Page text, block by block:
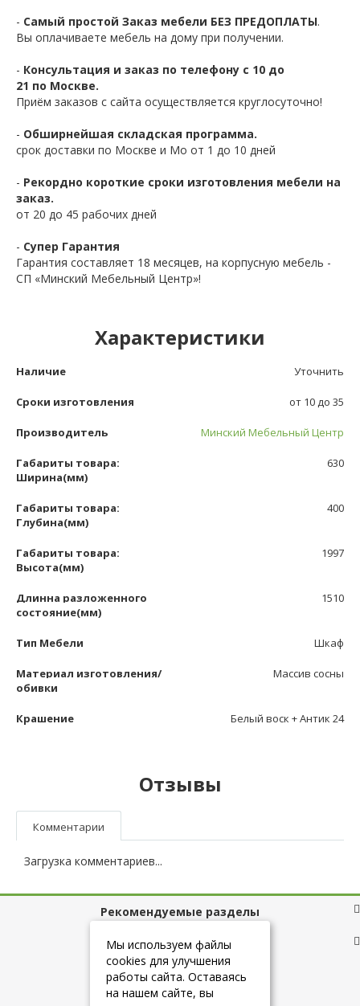
- Самый простой Заказ мебели БЕЗ ПРЕДОПЛАТЫ.
Вы оплачиваете мебель на дому при получении.
- Консультация и заказ по телефону с 10 до
21 по Москве.
Приём заказов с сайта осуществляется круглосуточно!
- Обширнейшая складская программа.
срок доставки по Москве и Мо от 1 до 10 дней
- Рекордно короткие сроки изготовления мебели на
заказ.
от 20 до 45 рабочих дней
- Супер Гарантия
Гарантия составляет 18 месяцев, на корпусную мебель -
СП «Минский Мебельный Центр»!
Характеристики
Наличие Уточнить
Сроки изготовления от 10 до 35
Производитель Минский Мебельный Центр
Габариты товара:
Ширина(мм)
630
Габариты товара:
Глубина(мм)
400
Габариты товара:
Высота(мм)
1997
Длинна разложенного
состояние(мм)
1510
Тип Мебели Шкаф
Материал изготовления/
обивки
Массив сосны
Крашение Белый воск + Антик 24
Отзывы
Комментарии
Загрузка комментариев...
Рекомендуемые разделы
Полезные ссылки
+7 (925) 084-10-60
Мы используем файлы
cookies для улучшения
работы сайта. Оставаясь
на нашем сайте, вы